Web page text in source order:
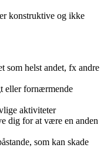
konstruktive og ikke
som helst andet, fx andre
eller fornærmende
aktiviteter
dig for at være en anden
som kan skade